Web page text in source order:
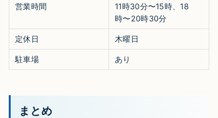
営業時間
11時30分〜15時、18
時〜20時30分
定休日 木曜日
駐車場 あり
まとめ